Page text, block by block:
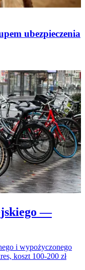
ubezpieczenia
—
i wypożyczonego
koszt 100-200 zł